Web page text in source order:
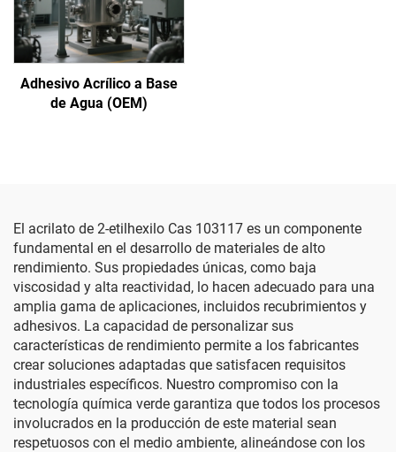
Adhesivo Acrílico a Base
de Agua (OEM)
El acrilato de 2-etilhexilo Cas 103117 es un componente
fundamental en el desarrollo de materiales de alto
rendimiento. Sus propiedades únicas, como baja
viscosidad y alta reactividad, lo hacen adecuado para una
amplia gama de aplicaciones, incluidos recubrimientos y
adhesivos. La capacidad de personalizar sus
características de rendimiento permite a los fabricantes
crear soluciones adaptadas que satisfacen requisitos
industriales específicos. Nuestro compromiso con la
tecnología química verde garantiza que todos los procesos
involucrados en la producción de este material sean
respetuosos con el medio ambiente, alineándose con los